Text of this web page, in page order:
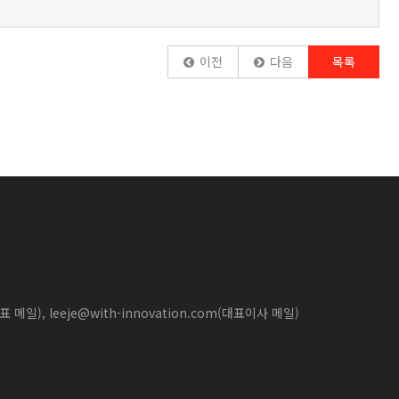
이전 다음 목록
일), leeje@with-innovation.com(대표이사 메일)